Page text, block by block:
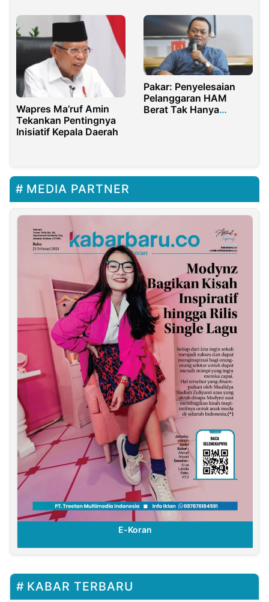
Wapres Ma’ruf Amin
Tekankan Pentingnya
Inisiatif Kepala Daerah
Pakar: Penyelesaian
Pelanggaran HAM
Berat Tak Hanya
MEDIA PARTNER
E-Koran
KABAR TERBARU